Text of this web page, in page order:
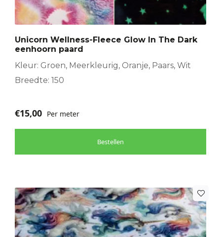
Unicorn Wellness-Fleece Glow In The Dark
eenhoorn paard
Kleur: Groen, Meerkleurig, Oranje, Paars, Wit
Breedte: 150
€15,00 Per meter
Bestellen